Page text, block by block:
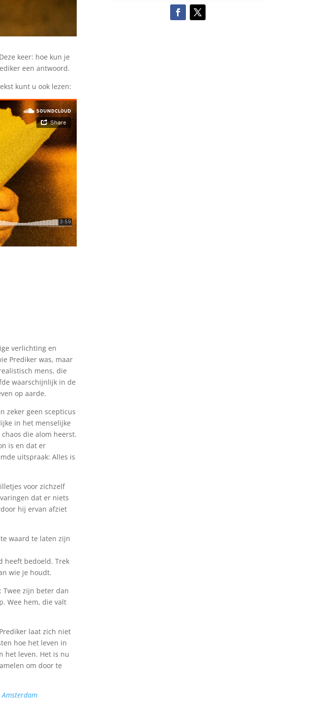
keer: hoe kun je
een antwoord.
kunt u ook lezen:
verlichting en
Prediker was, maar
mens, die
waarschijnlijk in de
op aarde.
zeker geen scepticus
in het menselijke
die alom heerst.
is en dat er
uitspraak: Alles is
voor zichzelf
dat er niets
hij ervan afziet
waard te laten zijn
heeft bedoeld. Trek
wie je houdt.
zijn beter dan
Wee hem, die valt
laat zich niet
hoe het leven in
het leven. Het is nu
om door te